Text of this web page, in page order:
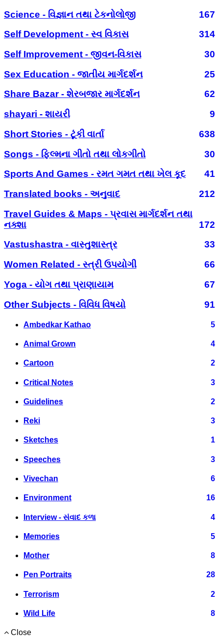
Science - વિજ્ઞાન તથા ટેકનોલોજી
167
Self Development - સ્વ વિકાસ
314
Self Improvement - જીવન-વિકાસ
30
Sex Education - જાતીય માર્ગદર્શન
25
Share Bazar - શેરબજાર માર્ગદર્શન
62
shayari - શાયરી
9
Short Stories - ટૂંકી વાર્તા
638
Songs - ફિલ્મના ગીતો તથા લોકગીતો
30
Sports And Games - રમત ગમત તથા ખેલ કૂદ
41
Translated books - અનુવાદ
212
Travel Guides & Maps - પ્રવાસ માર્ગદર્શન તથા
નક્શા
172
Vastushastra - વાસ્તુશાસ્ત્ર
33
Women Related - સ્ત્રી ઉપયોગી
66
Yoga - યોગ તથા પ્રાણાયામ
67
Other Subjects - વિવિધ વિષયો
91
Ambedkar Kathao 5
Animal Grown 4
Cartoon 2
Critical Notes 3
Guidelines 2
Reki 3
Sketches 1
Speeches 3
Vivechan 6
Environment 16
Interview - સંવાદ કળા 4
Memories 5
Mother 8
Pen Portraits 28
Terrorism 2
Wild Life 8
Close